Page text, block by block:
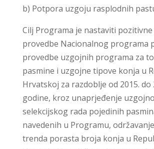
b) Potpora uzgoju rasplodnih
Cilj Programa je nastaviti
provedbe Nacionalnog programa
provedbe uzgojnih programa za
pasmine i uzgojne tipove konja u
Hrvatskoj za razdoblje od 2015. do
godine, kroz unaprjeđenje
selekcijskog rada pojedinih
navedenih u Programu,
trenda porasta broja konja u